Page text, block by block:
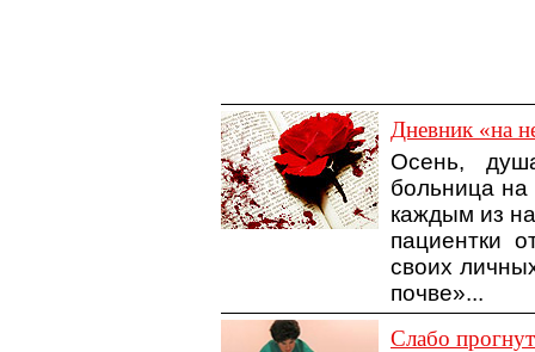
Дневник «на
Осень,
больница
каждым из
пациентки
своих
почве»...
Слабо